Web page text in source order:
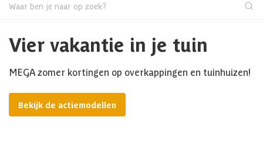
Waar ben je naar op zoek?
Vier vakantie in je tuin
MEGA zomer kortingen op overkappingen en tuinhuizen!
Bekijk de actiemodellen